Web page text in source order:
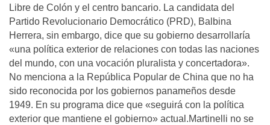
Libre de Colón y el centro bancario. La candidata del
Partido Revolucionario Democrático (PRD), Balbina
Herrera, sin embargo, dice que su gobierno desarrollarí­a
«una polí­tica exterior de relaciones con todas las naciones
del mundo, con una vocación pluralista y concertadora».
No menciona a la República Popular de China que no ha
sido reconocida por los gobiernos panameños desde
1949. En su programa dice que «seguirá con la polí­tica
exterior que mantiene el gobierno» actual.Martinelli no se